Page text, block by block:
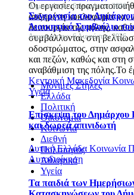
Οι εργασίες
αυξημένη κυκλοφορία και
λειτουργία της πόλης,
συμβάλλοντας στη
οδοστρώματος, στην
και πεζών, καθώς και στη
αναβάθμιση της πόλης.Το
Κεντρική Μακεδονία
Υγεία
Επίσκεψη του
και δωρεά απινιδωτή
Δυτική Ελλάδα Κοινωνία
Αυτοδιοίκηση
Τα παιδιά των
Δημοσιεύτηκε: 6 Αυγούστου 2026
Συνεργασία του
Διοικητικό Συμβούλιο
Δημοσιεύτηκε: 6 Αυγούστου 2026
Μόνιμες Στήλες
Ελλάδα
Πολιτική
Οικονομία
Κοινωνία
Διεθνή
Πολιτισμός
Αθλητικά
Υγεία